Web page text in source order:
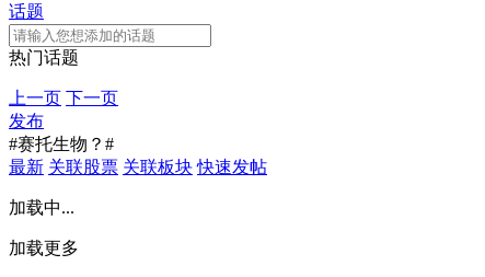
话题
热门话题
上一页 下一页
发布
#赛托生物？#
最新 关联股票 关联板块 快速发帖
加载中...
加载更多